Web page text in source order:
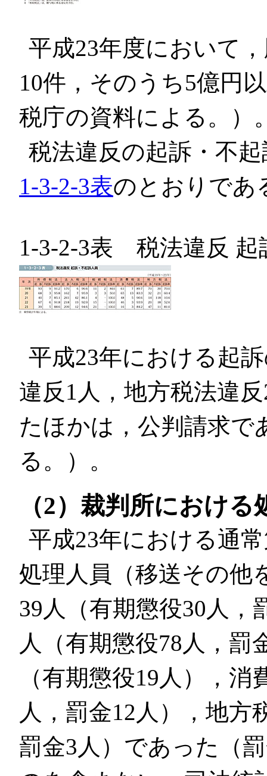
平成23年度において
10件，そのうち5億円
税庁の資料による。）
税法違反の起訴・不
1-3-2-3表のとおりであ
1-3-2-3表 税法違反 起
平成23年における起
違反1人，地方税法違
たほかは，公判請求で
る。）。
（2）裁判所における
平成23年における通
処理人員（移送その他
39人（有期懲役30人，
人（有期懲役78人，罰
（有期懲役19人），
人，罰金12人），地方
罰金3人）であった（